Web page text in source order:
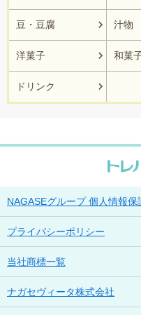
豆・豆腐 汁物
洋菓子 和菓
ドリンク
NAGASEグループ 個人情報保
プライバシーポリシー
当社商標一覧
ナガセヴィータ株式会社